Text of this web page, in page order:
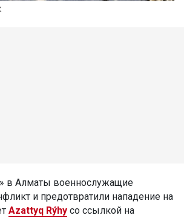
в Алматы военнослужащие
и предотвратили нападение на
Azattyq Rýhy со ссылкой на